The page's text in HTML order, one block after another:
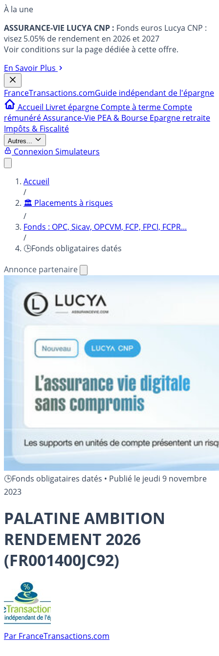
À la une
ASSURANCE-VIE LUCYA CNP : Fonds euros Lucya CNP :
visez 5.05% de rendement en 2026 et 2027
Voir conditions sur la page dédiée à cette offre.
En Savoir Plus
FranceTransactions.comGuide indépendant de l'épargne
Accueil Livret épargne Compte à terme Compte
rémunéréAssurance-Vie PEA & Bourse Epargne retraite
Impôts & Fiscalité
Autres...
Connexion Simulateurs
Accueil
/
🏛️ Placements à risques
/
Fonds : OPC, Sicav, OPCVM, FCP, FPCI, FCPR...
/
🕒Fonds obligataires datés
Annonce partenaire
🕒Fonds obligataires datés • Publié le jeudi 9 novembre
2023
PALATINE AMBITION
RENDEMENT 2026
(FR001400JC92)
Par FranceTransactions.com